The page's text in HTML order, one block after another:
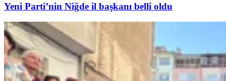
Yeni Parti’nin Niğde il başkanı belli oldu